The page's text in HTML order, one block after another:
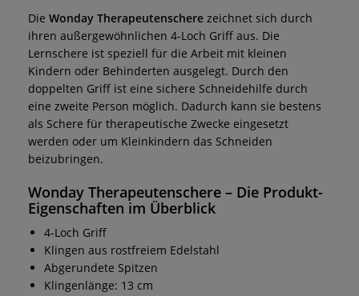
Die Wonday Therapeutenschere zeichnet sich durch
ihren außergewöhnlichen 4-Loch Griff aus. Die
Lernschere ist speziell für die Arbeit mit kleinen
Kindern oder Behinderten ausgelegt. Durch den
doppelten Griff ist eine sichere Schneidehilfe durch
eine zweite Person möglich. Dadurch kann sie bestens
als Schere für therapeutische Zwecke eingesetzt
werden oder um Kleinkindern das Schneiden
beizubringen.
Wonday Therapeutenschere – Die Produkt-
Eigenschaften im Überblick
4-Loch Griff
Klingen aus rostfreiem Edelstahl
Abgerundete Spitzen
Klingenlänge: 13 cm